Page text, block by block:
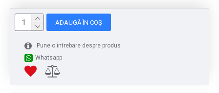
ADAUGĂ ÎN COȘ
Pune o întrebare despre produs
Whatsapp